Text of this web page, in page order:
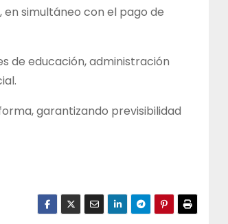
simultáneo con el pago de
de educación, administración
garantizando previsibilidad